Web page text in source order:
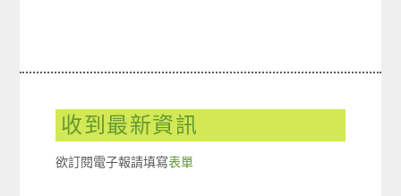
收到最新資訊
欲訂閱電子報請填寫表單